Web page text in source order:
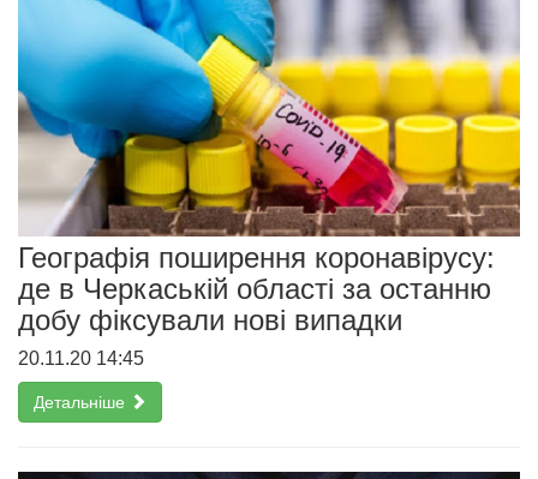
Географія поширення коронавірусу:
де в Черкаській області за останню
добу фіксували нові випадки
20.11.20 14:45
Детальніше